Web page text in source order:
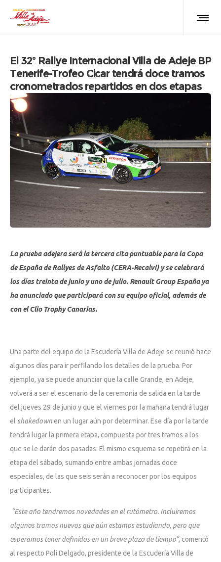
El 32º Rallye Internacional Villa de Adeje BP
Tenerife-Trofeo Cicar tendrá doce tramos
cronometrados repartidos en dos etapas
La prueba adejera será la tercera cita puntuable para la Copa
de España de Rallyes de Asfalto (CERA-Recalvi) y se celebrará
los días treinta de junio y uno de julio. Renault Group España ya
ha anunciado que participará con su equipo oficial, además de
con el Clio Trophy Canarias.
Una parte del equipo de la Escudería Villa de Adeje se reunió hace
algunos días para ir perfilando los detalles de la prueba. Por
ejemplo, ya se puede anunciar que la calle Grande, en Adeje,
volverá a ser el escenario de la ceremonia de salida en la tarde
del jueves 29 de junio y que el viernes por la mañana tendrá lugar
el shakedownen un lugar aún por determinar. Ese día por la tarde
tendrá lugar la primera etapa, compuesta por tres tramos a los
que se le darán dos pasadas. El mismo esquema se repetirá en la
etapa del sábado, sumando entre ambas jornadas doce
especiales, de las que seis serán a reconocer por los equipos
participantes.
“Este año tendremos novedades en el rutómetro. Incluiremos
algunos tramos nuevos que aún estamos estudiando, pero que
esperamos tener definidos en un breve plazo de tiempo”, comentó
al respecto Poli Delgado, presidente de la Escudería Villa de